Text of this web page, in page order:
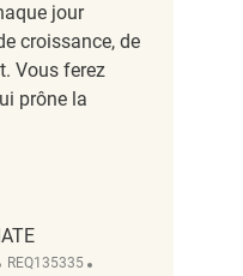
jour
croissance, de
Vous ferez
prône la
R2317701
ReqId
REQ135335